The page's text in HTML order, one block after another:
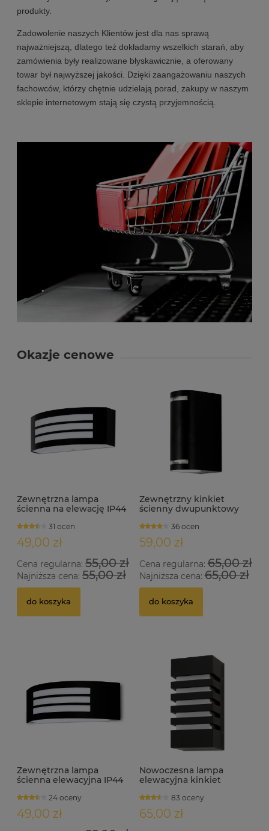
produkty.
Zadowolenie naszych Klientów jest dla nas sprawą
najważniejszą, dlatego też dokładamy wszelkich starań, aby
zamówienia były realizowane błyskawicznie, a oferowany
towar był najwyższej jakości. Dzięki zaangażowaniu naszych
fachowców, którzy chętnie udzielają porad, zakupy w naszym
sklepie internetowym stają się czystą przyjemnością.
Okazje cenowe
Zewnętrzna lampa
ścienna na elewację IP44
31 ocen
49,00 zł
Cena regularna: 55,00 zł
Najniższa cena: 55,00 zł
do koszyka
Zewnętrzny kinkiet
ścienny dwupunktowy
36 ocen
59,00 zł
Cena regularna:65,00 zł
Najniższa cena:65,00 zł
do koszyka
Zewnętrzna lampa
ścienna elewacyjna IP44
24 oceny
49,00 zł
Nowoczesna lampa
elewacyjna kinkiet
83 oceny
65,00 zł